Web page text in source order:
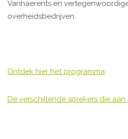
Vanhaerents en
overheidsbedrijven.
Ontdek hier het programma
De verschillende sprekers die